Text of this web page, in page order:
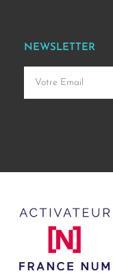
NEWSLETTER